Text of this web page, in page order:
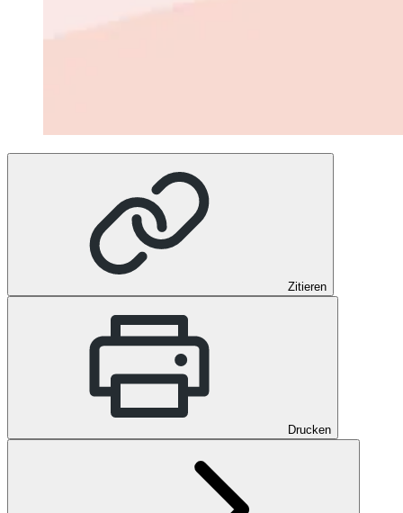
Zitieren
Drucken